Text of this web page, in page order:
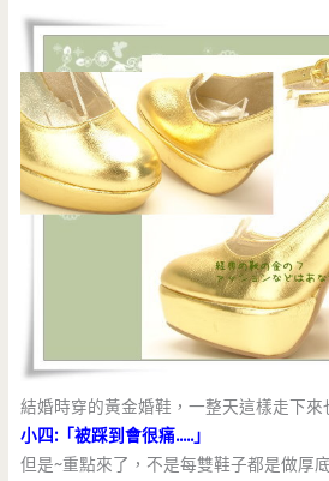
結婚時穿的黃金婚鞋，一整天這樣走下來
小四:「被踩到會很痛…..」
但是~重點來了，不是每雙鞋子都是做厚